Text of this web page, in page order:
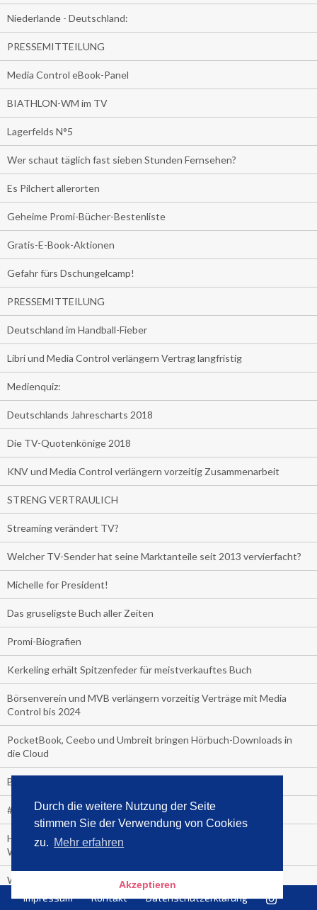
Durch die weitere Nutzung der Seite
stimmen Sie der Verwendung von Cookies
zu. Mehr erfahren
Akzeptieren
Niederlande - Deutschland:
PRESSEMITTEILUNG
Media Control eBook-Panel
BIATHLON-WM im TV
Lagerfelds N°5
Wer schaut täglich fast sieben Stunden Fernsehen?
Es Pilchert allerorten
Geheime Promi-Bücher-Bestenliste
Gratis-E-Book-Aktionen
Gefahr fürs Dschungelcamp!
PRESSEMITTEILUNG
Deutschland im Handball-Fieber
Libri und Media Control verlängern Vertrag langfristig
Medienquiz:
Deutschlands Jahrescharts 2018
Die TV-Quotenkönige 2018
KNV und Media Control verlängern vorzeitig Zusammenarbeit
STRENG VERTRAULICH
Streaming verändert TV?
Welcher TV-Sender hat seine Marktanteile seit 2013 vervierfacht?
Michelle for President!
Das gruseligste Buch aller Zeiten
Promi-Biografien
Kerkeling erhält Spitzenfeder für meistverkauftes Buch
Börsenverein und MVB verlängern vorzeitig Verträge mit Media
Control bis 2024
PocketBook, Ceebo und Umbreit bringen Hörbuch-Downloads in
die Cloud
Bella Bella
#1-Bestseller: "Das ist Alpha!" von Kollegah
Hammer! "Fear: Trump in the White House" (auf Englisch) von
Watergate-Urgestein
Wie alt sind die TV-Zuschauer
Impressum Kontakt Datenschutzerklärung